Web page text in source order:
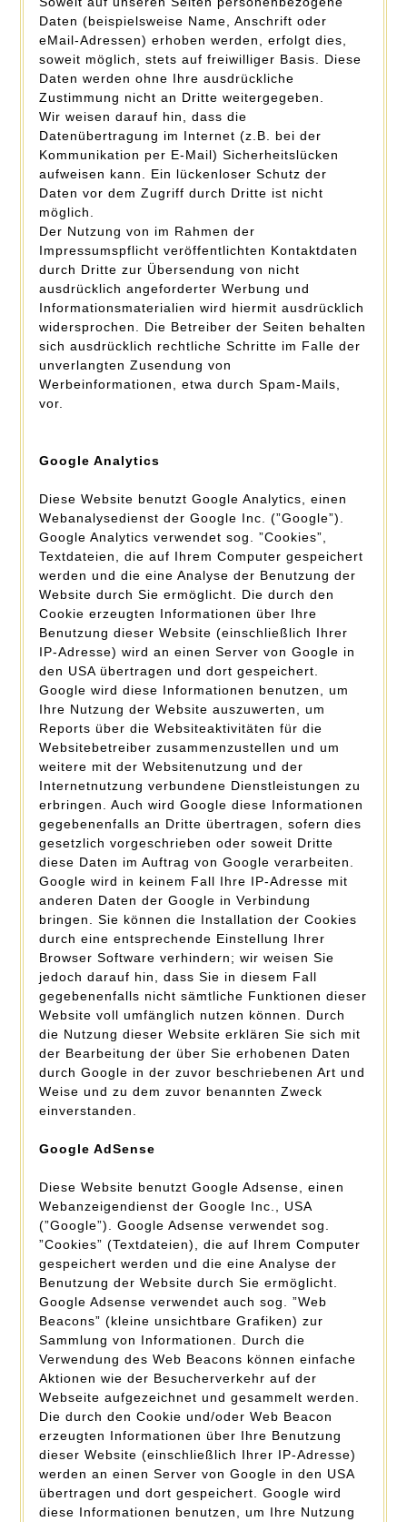
Daten (beispielsweise Name, Anschrift oder
eMail-Adressen) erhoben werden, erfolgt dies,
soweit möglich, stets auf freiwilliger Basis. Diese
Daten werden ohne Ihre ausdrückliche
Zustimmung nicht an Dritte weitergegeben.
Wir weisen darauf hin, dass die
Datenübertragung im Internet (z.B. bei der
Kommunikation per E-Mail) Sicherheitslücken
aufweisen kann. Ein lückenloser Schutz der
Daten vor dem Zugriff durch Dritte ist nicht
möglich.
Der Nutzung von im Rahmen der
Impressumspflicht veröffentlichten Kontaktdaten
durch Dritte zur Übersendung von nicht
ausdrücklich angeforderter Werbung und
Informationsmaterialien wird hiermit ausdrücklich
widersprochen. Die Betreiber der Seiten behalten
sich ausdrücklich rechtliche Schritte im Falle der
unverlangten Zusendung von
Werbeinformationen, etwa durch Spam-Mails,
vor.
Google Analytics
Diese Website benutzt Google Analytics, einen
Webanalysedienst der Google Inc. (”Google”).
Google Analytics verwendet sog. ”Cookies”,
Textdateien, die auf Ihrem Computer gespeichert
werden und die eine Analyse der Benutzung der
Website durch Sie ermöglicht. Die durch den
Cookie erzeugten Informationen über Ihre
Benutzung dieser Website (einschließlich Ihrer
IP-Adresse) wird an einen Server von Google in
den USA übertragen und dort gespeichert.
Google wird diese Informationen benutzen, um
Ihre Nutzung der Website auszuwerten, um
Reports über die Websiteaktivitäten für die
Websitebetreiber zusammenzustellen und um
weitere mit der Websitenutzung und der
Internetnutzung verbundene Dienstleistungen zu
erbringen. Auch wird Google diese Informationen
gegebenenfalls an Dritte übertragen, sofern dies
gesetzlich vorgeschrieben oder soweit Dritte
diese Daten im Auftrag von Google verarbeiten.
Google wird in keinem Fall Ihre IP-Adresse mit
anderen Daten der Google in Verbindung
bringen. Sie können die Installation der Cookies
durch eine entsprechende Einstellung Ihrer
Browser Software verhindern; wir weisen Sie
jedoch darauf hin, dass Sie in diesem Fall
gegebenenfalls nicht sämtliche Funktionen dieser
Website voll umfänglich nutzen können. Durch
die Nutzung dieser Website erklären Sie sich mit
der Bearbeitung der über Sie erhobenen Daten
durch Google in der zuvor beschriebenen Art und
Weise und zu dem zuvor benannten Zweck
einverstanden.
Google AdSense
Diese Website benutzt Google Adsense, einen
Webanzeigendienst der Google Inc., USA
(”Google”). Google Adsense verwendet sog.
”Cookies” (Textdateien), die auf Ihrem Computer
gespeichert werden und die eine Analyse der
Benutzung der Website durch Sie ermöglicht.
Google Adsense verwendet auch sog. ”Web
Beacons” (kleine unsichtbare Grafiken) zur
Sammlung von Informationen. Durch die
Verwendung des Web Beacons können einfache
Aktionen wie der Besucherverkehr auf der
Webseite aufgezeichnet und gesammelt werden.
Die durch den Cookie und/oder Web Beacon
erzeugten Informationen über Ihre Benutzung
dieser Website (einschließlich Ihrer IP-Adresse)
werden an einen Server von Google in den USA
übertragen und dort gespeichert. Google wird
diese Informationen benutzen, um Ihre Nutzung